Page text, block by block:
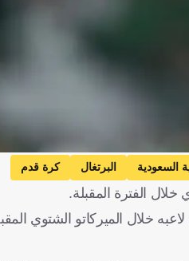
السعودية البرتغال كرة قدم
الفترة المقبلة.
خلال الميركاتو الشتوي